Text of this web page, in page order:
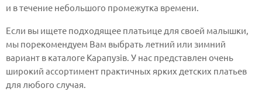
и в течение небольшого промежутка времени.
Если вы ищете подходящее платьице для своей малышки,
мы порекомендуем Вам выбрать летний или зимний
вариант в каталоге Карапузів. У нас представлен очень
широкий ассортимент практичных ярких детских платьев
для любого случая.